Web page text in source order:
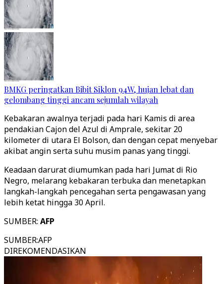
BMKG peringatkan Bibit Siklon 94W, hujan lebat dan
gelombang tinggi ancam sejumlah wilayah
Kebakaran awalnya terjadi pada hari Kamis di area
pendakian Cajon del Azul di Amprale, sekitar 20
kilometer di utara El Bolson, dan dengan cepat menyebar
akibat angin serta suhu musim panas yang tinggi.
Keadaan darurat diumumkan pada hari Jumat di Rio
Negro, melarang kebakaran terbuka dan menetapkan
langkah-langkah pencegahan serta pengawasan yang
lebih ketat hingga 30 April.
SUMBER: AFP
SUMBER:AFP
DIREKOMENDASIKAN